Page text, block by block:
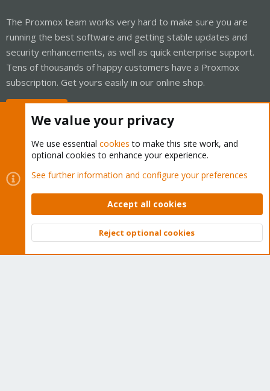
The Proxmox team works very hard to make sure you are
running the best software and getting stable updates and
security enhancements, as well as quick enterprise support.
Tens of thousands of happy customers have a Proxmox
subscription. Get yours easily in our online shop.
Cookies
Proxmox Support Forum - Light Mode
Contact us
Terms and rules Privacy policy Help Home
Community platform by XenForo © 2010-2026 XenForo Ltd.
Top
We value your privacy
We use essential cookies to make this site work, and
optional cookies to enhance your experience.
See further information and configure your preferences
Accept all cookies
Reject optional cookies